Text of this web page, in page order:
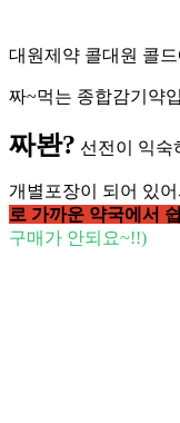
대원제약 콜대원 콜
짜~먹는 종합감기약
짜봔? 선전이 익숙
개별포장이 되어 있
로 가까운 약국에서
구매가 안되요~!!)